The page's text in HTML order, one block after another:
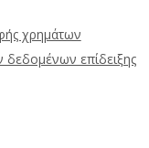
χρημάτων
δεδομένων επίδειξης